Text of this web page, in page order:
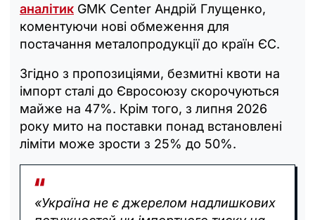
аналітик GMK Center Андрій Глущенко,
коментуючи нові обмеження для
постачання металопродукції до країн ЄС.
Згідно з пропозиціями, безмитні квоти на
імпорт сталі до Євросоюзу скорочуються
майже на 47%. Крім того, з липня 2026
року мито на поставки понад встановлені
ліміти може зрости з 25% до 50%.
«Україна не є джерелом надлишкових